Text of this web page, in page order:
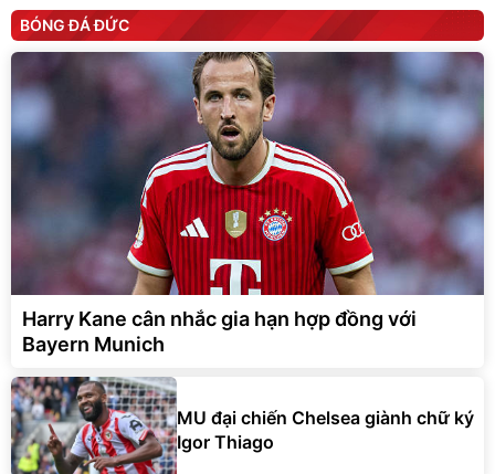
BÓNG ĐÁ ĐỨC
Harry Kane cân nhắc gia hạn hợp đồng với
Bayern Munich
MU đại chiến Chelsea giành chữ ký
Igor Thiago